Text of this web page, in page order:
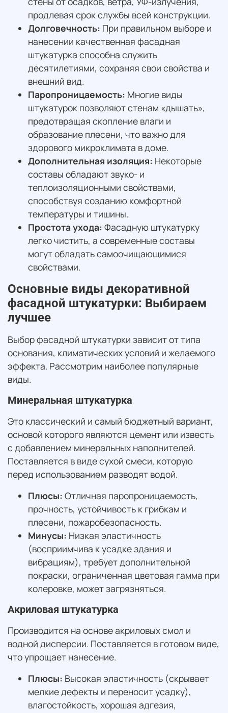
продлевая срок службы всей конструкции.
Долговечность: При правильном выборе и
нанесении качественная фасадная
штукатурка способна служить
десятилетиями, сохраняя свои свойства и
внешний вид.
Паропроницаемость: Многие виды
штукатурок позволяют стенам «дышать»,
предотвращая скопление влаги и
образование плесени, что важно для
здорового микроклимата в доме.
Дополнительная изоляция: Некоторые
составы обладают звуко- и
теплоизоляционными свойствами,
способствуя созданию комфортной
температуры и тишины.
Простота ухода: Фасадную штукатурку
легко чистить, а современные составы
могут обладать самоочищающимися
свойствами.
Основные виды декоративной
фасадной штукатурки: Выбираем
лучшее
Выбор фасадной штукатурки зависит от типа
основания, климатических условий и желаемого
эффекта. Рассмотрим наиболее популярные
виды.
Минеральная штукатурка
Это классический и самый бюджетный вариант,
основой которого являются цемент или известь
с добавлением минеральных наполнителей.
Поставляется в виде сухой смеси, которую
перед использованием разводят водой.
Плюсы: Отличная паропроницаемость,
прочность, устойчивость к грибкам и
плесени, пожаробезопасность.
Минусы: Низкая эластичность
(восприимчива к усадке здания и
вибрациям), требует дополнительной
покраски, ограниченная цветовая гамма при
колеровке, может загрязняться.
Акриловая штукатурка
Производится на основе акриловых смол и
водной дисперсии. Поставляется в готовом виде,
что упрощает нанесение.
Плюсы: Высокая эластичность (скрывает
мелкие дефекты и переносит усадку),
влагостойкость, хорошая адгезия,